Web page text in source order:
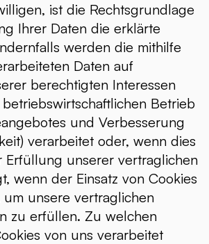
ist die Rechtsgrundlage
Ihrer Daten die erklärte
werden die mithilfe
Daten auf
berechtigten Interessen
Betrieb
und Verbesserung
verarbeitet oder, wenn dies
Erfüllung unserer vertraglichen
wenn der Einsatz von Cookies
unsere vertraglichen
zu erfüllen. Zu welchen
von uns verarbeitet